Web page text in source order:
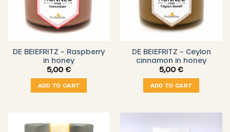
DE BEIEFRITZ – Raspberry
in honey
5,00 €
ADD TO CART
DE BEIEFRITZ – Ceylon
cinnamon in honey
5,00 €
ADD TO CART